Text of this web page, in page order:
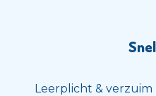
Leerplicht & verzuim